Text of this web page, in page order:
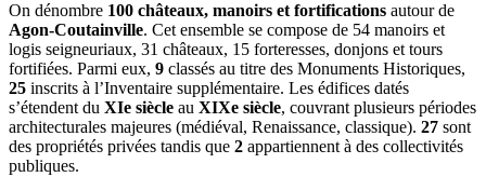
On dénombre 100 châteaux, manoirs et fortifications autour de
Agon-Coutainville. Cet ensemble se compose de 54 manoirs et
logis seigneuriaux, 31 châteaux, 15 forteresses, donjons et tours
fortifiées. Parmi eux, 9 classés au titre des Monuments Historiques,
25 inscrits à l’Inventaire supplémentaire. Les édifices datés
s’étendent du XIe siècle au XIXe siècle, couvrant plusieurs périodes
architecturales majeures (médiéval, Renaissance, classique). 27 sont
des propriétés privées tandis que 2 appartiennent à des collectivités
publiques.